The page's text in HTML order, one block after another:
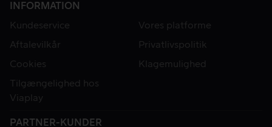
INFORMATION
Kundeservice
Vores platforme
Aftalevilkår
Privatlivspolitik
Cookies
Klagemulighed
Tilgængelighed hos
Viaplay
PARTNER-KUNDER